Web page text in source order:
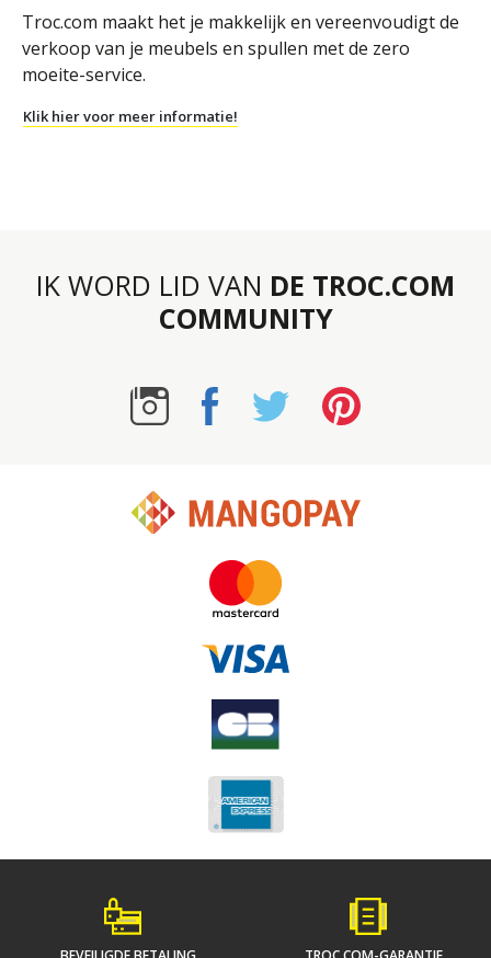
Troc.com maakt het je makkelijk en vereenvoudigt de
verkoop van je meubels en spullen met de zero
moeite-service.
Klik hier voor meer informatie!
IK WORD LID VAN DE TROC.COM
COMMUNITY